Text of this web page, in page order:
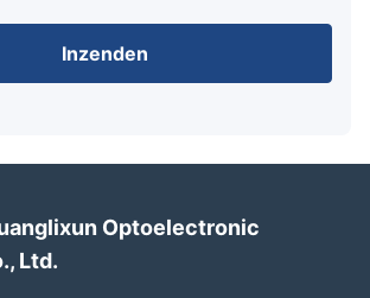
Inzenden
Optoelectronic
Ltd.